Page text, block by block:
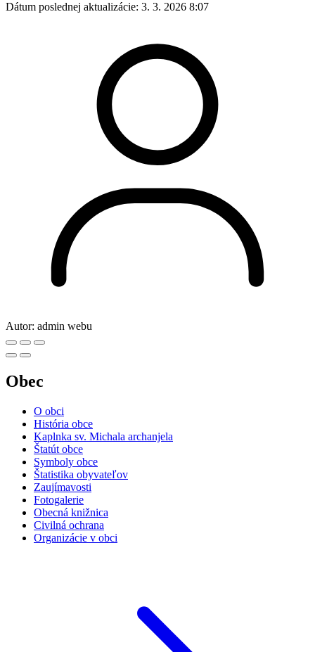
Dátum poslednej aktualizácie: 3. 3. 2026 8:07
Autor: admin webu
Obec
O obci
História obce
Kaplnka sv. Michala archanjela
Štatút obce
Symboly obce
Štatistika obyvateľov
Zaujímavosti
Fotogalerie
Obecná knižnica
Civilná ochrana
Organizácie v obci